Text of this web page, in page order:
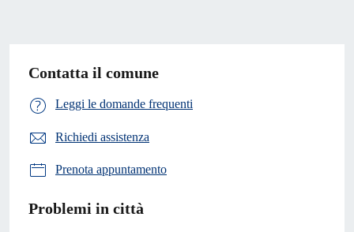
Contatta il comune
Leggi le domande frequenti
Richiedi assistenza
Prenota appuntamento
Problemi in città